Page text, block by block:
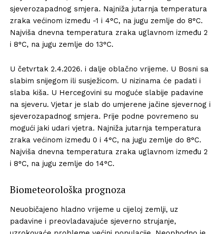
sjeverozapadnog smjera. Najniža jutarnja temperatura
zraka većinom između -1 i 4°C, na jugu zemlje do 8°C.
Najviša dnevna temperatura zraka uglavnom između 2
i 8°C, na jugu zemlje do 13°C.
U četvrtak 2.4.2026. i dalje oblačno vrijeme. U Bosni sa
slabim snijegom ili susježicom. U nizinama će padati i
slaba kiša. U Hercegovini su moguće slabije padavine
na sjeveru. Vjetar je slab do umjerene jačine sjevernog i
sjeverozapadnog smjera. Prije podne povremeno su
mogući jaki udari vjetra. Najniža jutarnja temperatura
zraka većinom između 0 i 4°C, na jugu zemlje do 8°C.
Najviša dnevna temperatura zraka uglavnom između 2
i 8°C, na jugu zemlje do 14°C.
Biometeorološka prognoza
Neuobičajeno hladno vrijeme u cijeloj zemlji, uz
padavine i preovladavajuće sjeverno strujanje,